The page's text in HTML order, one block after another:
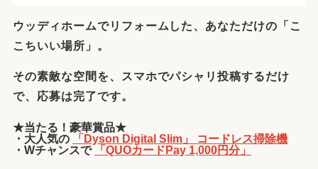
ウッディホームでリフォームした、あなただけの「こ
こちいい場所」。
その素敵な空間を、スマホでパシャリ投稿するだけ
で、応募は完了です。
★当たる！豪華賞品★
・大人気の
「Dyson Digital Slim」 コードレス掃除機
・Wチャンスで
「QUOカードPay 1,000円分」